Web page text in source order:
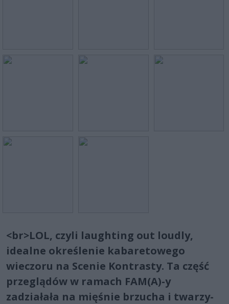
<br>LOL, czyli laughting out loudly,
idealne określenie kabaretowego
wieczoru na Scenie Kontrasty. Ta część
przeglądów w ramach FAM(A)-y
zadziałała na mięśnie brzucha i twarzy-